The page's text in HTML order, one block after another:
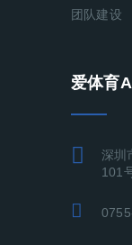
团队建设
爱体育
深圳
101